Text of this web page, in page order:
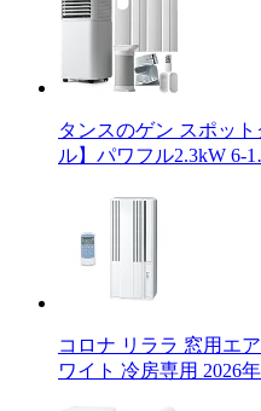
タンスのゲン スポッ
ル】パワフル2.3kW 6-
コロナ リララ 窓用エ
ワイト 冷房専用 2026